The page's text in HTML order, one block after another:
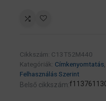
Cikkszám: C13T52M440
Kategóriák: Címkenyomtatás
Felhasználás Szerint
Belső cikkszám: